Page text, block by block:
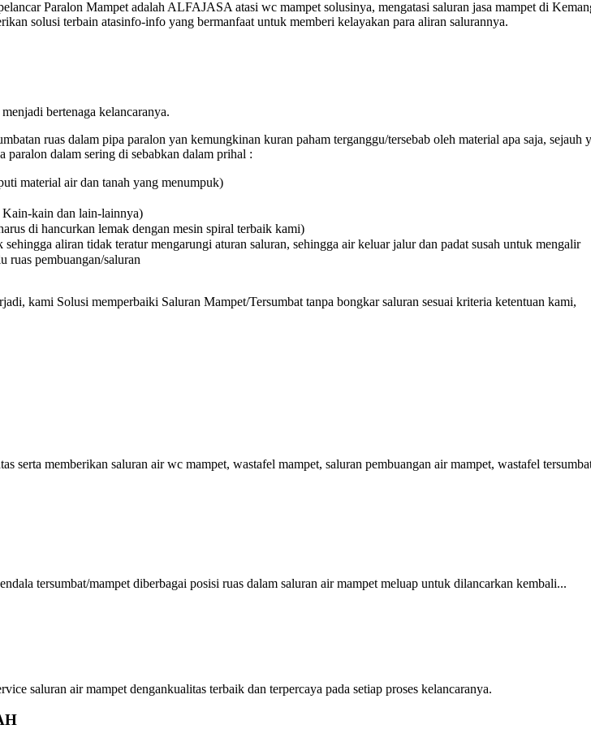
Paralon Mampet adalah ALFAJASA atasi wc mampet solusinya, mengatasi saluran jasa mampet di
solusi terbain atasinfo-info yang bermanfaat untuk memberi kelayakan para aliran salurannya.
bertenaga kelancaranya.
ruas dalam pipa paralon yan kemungkinan kuran paham terganggu/tersebab oleh material apa saja, sejauh
dalam sering di sebabkan dalam prihal :
material air dan tanah yang menumpuk)
Kain-kain dan lain-lainnya)
di hancurkan lemak dengan mesin spiral terbaik kami)
aliran tidak teratur mengarungi aturan saluran, sehingga air keluar jalur dan padat susah untuk mengalir
ruas pembuangan/saluran
kami Solusi memperbaiki Saluran Mampet/Tersumbat tanpa bongkar saluran sesuai kriteria ketentuan kami,
serta memberikan saluran air wc mampet, wastafel mampet, saluran pembuangan air mampet, wastafel
tersumbat/mampet diberbagai posisi ruas dalam saluran air mampet meluap untuk dilancarkan kembali...
saluran air mampet dengankualitas terbaik dan terpercaya pada setiap proses kelancaranya.